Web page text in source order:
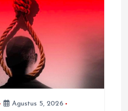
Agustus 5, 2026